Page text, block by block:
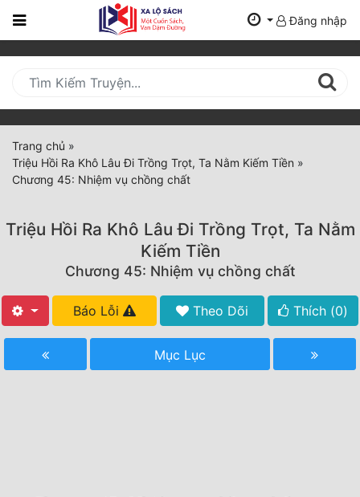
Trang
Mới
Cập
Nhật
(current)
BXH
Truyện Mới Ra
Hoàn Thành
Đăng nhập
Trang chủ »
Triệu Hồi Ra Khô Lâu Đi Trồng Trọt, Ta Nằm Kiếm Tiền »
Chương 45: Nhiệm vụ chồng chất
Triệu Hồi Ra Khô Lâu Đi Trồng Trọt, Ta Nằm
Kiếm Tiền
Chương 45: Nhiệm vụ chồng chất
Báo Lỗi Theo Dõi Thích (0)
Mục Lục